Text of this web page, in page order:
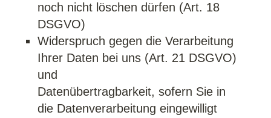
noch nicht löschen dürfen (Art. 18
DSGVO)
Widerspruch gegen die Verarbeitung
Ihrer Daten bei uns (Art. 21 DSGVO)
und
Datenübertragbarkeit, sofern Sie in
die Datenverarbeitung eingewilligt